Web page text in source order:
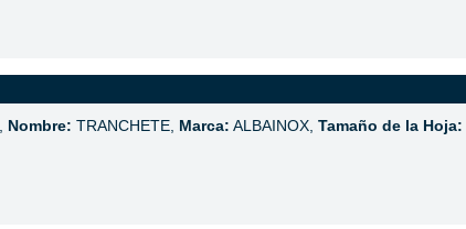
Nombre: TRANCHETE, Marca: ALBAINOX, Tamaño de la Hoja: